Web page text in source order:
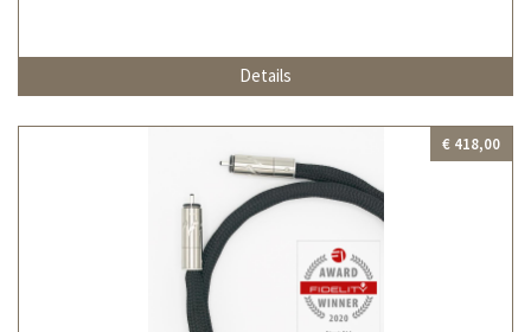
Details
€ 418,00